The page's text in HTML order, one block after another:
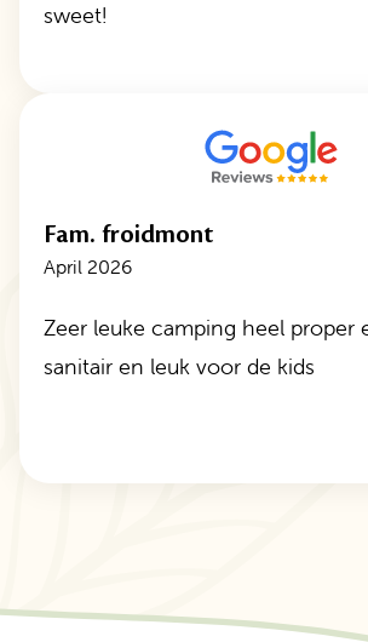
sweet!
Fam. froidmont
April 2026
Zeer leuke camping heel proper
sanitair en leuk voor de kids